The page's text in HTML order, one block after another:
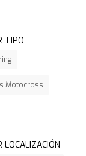
TIPO
Motocross